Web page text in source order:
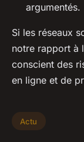
argumentés.
Si les réseaux
notre rapport à
conscient des
en ligne et de
Actu